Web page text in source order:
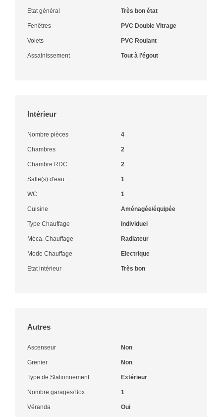
Etat général Très bon état
Fenêtres PVC Double Vitrage
Volets PVC Roulant
Assainissement Tout à l'égout
Intérieur
Nombre pièces 4
Chambres 2
Chambre RDC 2
Salle(s) d'eau 1
WC 1
Cuisine Aménagée/équipée
Type Chauffage Individuel
Méca. Chauffage Radiateur
Mode Chauffage Electrique
Etat intérieur Très bon
Autres
Ascenseur Non
Grenier Non
Type de Stationnement Extérieur
Nombre garages/Box 1
Véranda Oui